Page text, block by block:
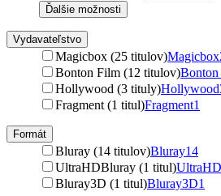
Ďalšie možnosti
Vydavateľstvo
Magicbox (25 titulov)Magicbox
Bonton Film (12 titulov)
Hollywood (3 tituly)Hollywood
Fragment (1 titul)Fragment1
Formát
Bluray (14 titulov)Bluray14
UltraHDBluray (1 titul)
Bluray3D (1 titul)Bluray3D1